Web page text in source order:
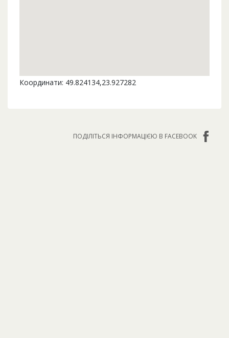
Координати: 49.824134,23.927282
ПОДІЛІТЬСЯ ІНФОРМАЦІЄЮ В FACEBOOK